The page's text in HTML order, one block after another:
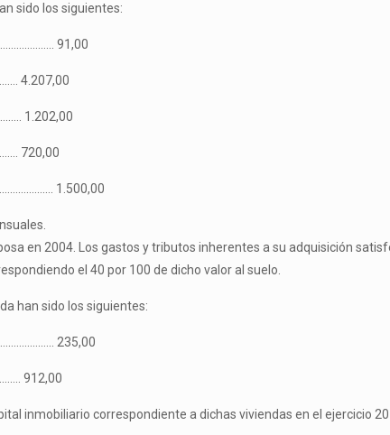
sido los siguientes:
91,00
4.207,00
1.202,00
720,00
1.500,00
en 2004. Los gastos y tributos inherentes a su adquisición
el 40 por 100 de dicho valor al suelo.
han sido los siguientes:
235,00
912,00
inmobiliario correspondiente a dichas viviendas en el ejercicio